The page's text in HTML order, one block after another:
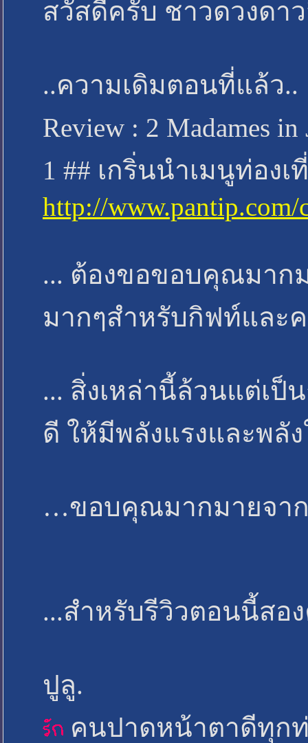
สวัสดีครับ ชาวดวงดา
..ความเดิมตอนที่แล้ว..
Review : 2
1 ## เกริ่นนำเมนูท่อง
http://www.pantip.com/
... ต้องขอขอบคุณมาก
มากๆสำหรับกิฟท์และ
... สิ่งเหล่านี้ล้วนแต่เ
ดี ให้มีพลังแรงและพลั
…ขอบคุณมากมายจาก
...สำหรับรีวิวตอนนี้สอ
ปูลู.
คนปาดหน้าตาดีทุก